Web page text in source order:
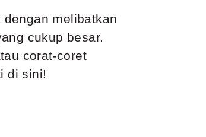
melibatkan
cukup besar.
corat-coret
di sini!